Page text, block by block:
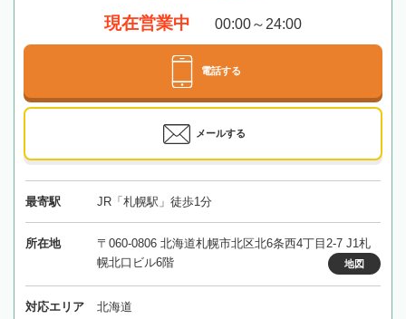
現在営業中 00:00～24:00
電話する
メールする
最寄駅 JR「札幌駅」徒歩1分
所在地
〒060-0806 北海道札幌市北区北6条西4丁目2-7 J1札
幌北口ビル6階
地図
対応エリア 北海道